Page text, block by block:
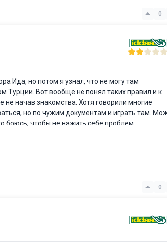
0
Ида, но потом я узнал, что не могу там
Турции. Вот вообще не понял таких правил и к
начав знакомства. Хотя говорили многие
но по чужим документам и играть там.
боюсь, чтобы не нажить себе проблем
0